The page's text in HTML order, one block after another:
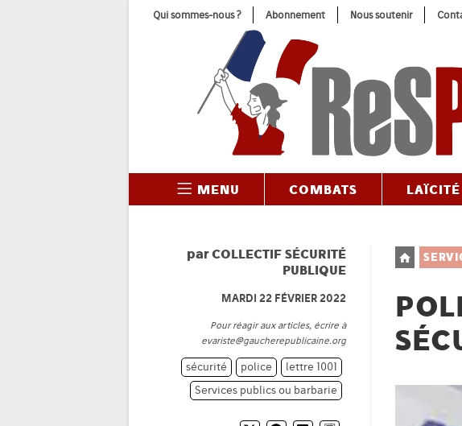
Qui sommes-nous ? Abonnement Nous soutenir
MENU COMBATS LAÏCITÉ
Post
category:
parCOLLECTIF SÉCURITÉ
PUBLIQUE
MARDI 22 FÉVRIER 2022
Pour réagir aux articles, écrire à
evariste@gaucherepublicaine.org
lettre 1001
police
sécurité
Services publics ou barbarie